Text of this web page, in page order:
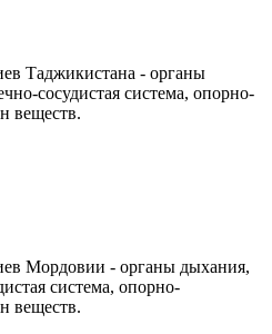
Таджикистана - органы
сосудистая система, опорно-
веществ.
Мордовии - органы дыхания,
система, опорно-
веществ.